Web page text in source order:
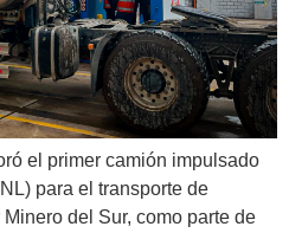
el primer camión impulsado
para el transporte de
del Sur, como parte de